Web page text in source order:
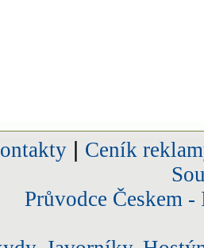
| Ceník
Průvodce Českem